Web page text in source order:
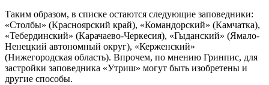
Таким образом, в списке остаются следующие заповедники:
«Столбы» (Красноярский край), «Командорский» (Камчатка),
«Тебердинский» (Карачаево-Черкесия), «Гыданский» (Ямало-
Ненецкий автономный округ), «Керженский»
(Нижегородская область). Впрочем, по мнению Гринпис, для
застройки заповедника «Утриш» могут быть изобретены и
другие способы.